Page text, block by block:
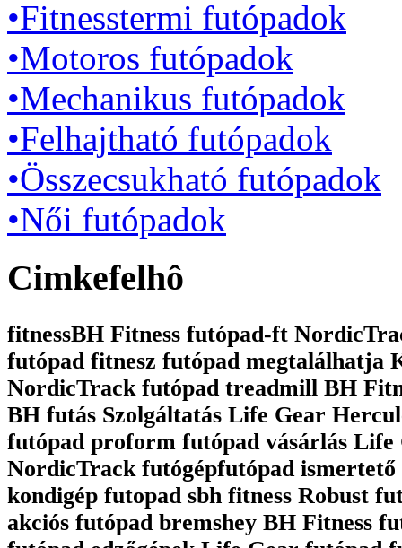
•Fitnesstermi futópadok
•Motoros futópadok
•Mechanikus futópadok
•Felhajtható futópadok
•Összecsukható futópadok
•Női futópadok
Cimkefelhô
fitnessBH Fitness futópad-ft
futópad fitnesz futópad megtalálhatja
NordicTrack futópad treadmill BH
BH futás Szolgáltatás Life Gear
futópad proform futópad vásárlás
NordicTrack futógépfutópad
kondigép futopad sbh fitness Robust
akciós futópad bremshey BH Fitness